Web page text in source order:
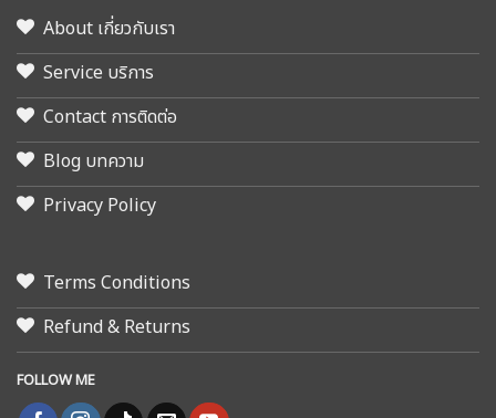
About เกี่ยวกับเรา
Service บริการ
Contact การติดต่อ
Blog บทความ
Privacy Policy
Terms Conditions
Refund & Returns
FOLLOW ME